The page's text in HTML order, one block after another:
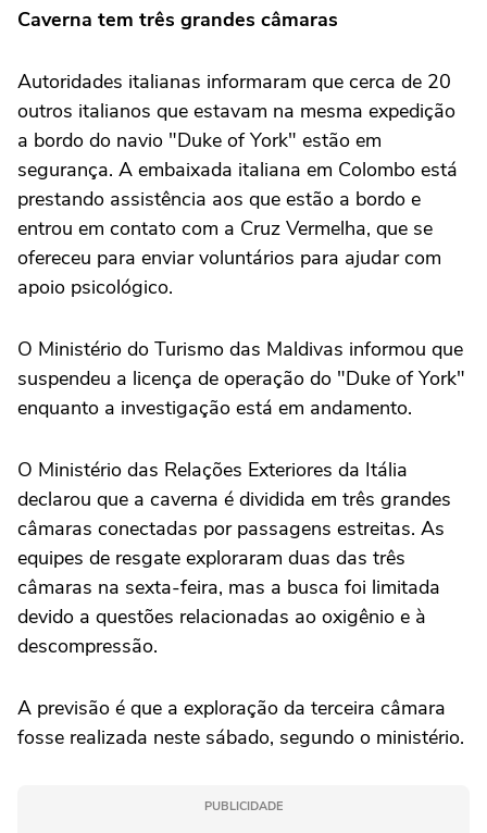
Caverna tem três grandes câmaras
Autoridades italianas informaram que cerca de 20
outros italianos que estavam na mesma expedição
a bordo do navio "Duke of York" estão em
segurança. A embaixada italiana em Colombo está
prestando assistência aos que estão a bordo e
entrou em contato com a Cruz Vermelha, que se
ofereceu para enviar voluntários para ajudar com
apoio psicológico.
O Ministério do Turismo das Maldivas informou que
suspendeu a licença de operação do "Duke of York"
enquanto a investigação está em andamento.
O Ministério das Relações Exteriores da Itália
declarou que a caverna é dividida em três grandes
câmaras conectadas por passagens estreitas. As
equipes de resgate exploraram duas das três
câmaras na sexta-feira, mas a busca foi limitada
devido a questões relacionadas ao oxigênio e à
descompressão.
A previsão é que a exploração da terceira câmara
fosse realizada neste sábado, segundo o ministério.
PUBLICIDADE